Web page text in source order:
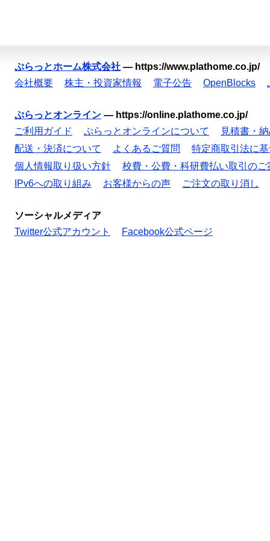
ぷらっとホーム株式会社 — https://www.plathome.co.jp/
会社概要
株主・投資家情報 電子公告 OpenBlocks
ぷらっとオンライン — https://online.plathome.co.jp/
ご利用ガイド
ぷらっとオンラインについて
見積書・
配送・決済について
よくあるご質問
特定商取引法に
個人情報取り扱い方針
校費・公費・科研費払い取引のご
IPv6への取り組み
お客様からの声 ご注文の取り消し
ソーシャルメディア
Twitter公式アカウント
Facebook公式ページ